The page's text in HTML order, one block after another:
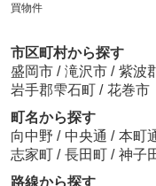
買物件
市区町村から探す
盛岡市 / 滝沢市 / 紫波
岩手郡雫石町 / 花巻市
町名から探す
向中野 / 中央通 / 本町
志家町 / 長田町 / 神子
路線から探す